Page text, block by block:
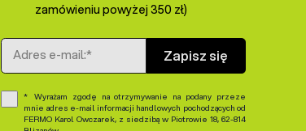
zamówieniu powyżej 350 zł)
Adres e-mail
Zapisz się
Wyrażam zgodę na otrzymywanie na podany przeze
mnie adres e-mail informacji handlowych pochodzących od
FERMO Karol Owczarek, z siedzibą w Piotrowie 18, 62-814